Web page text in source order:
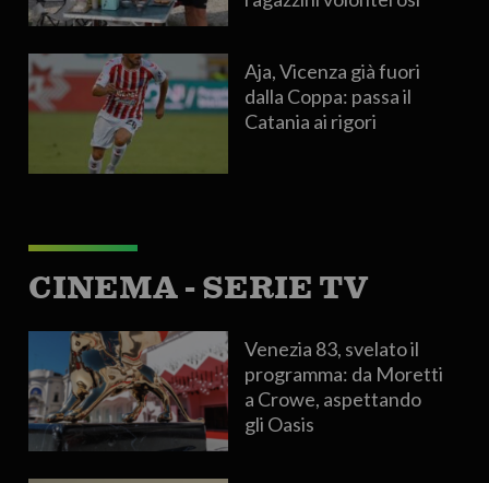
Aja, Vicenza già fuori
dalla Coppa: passa il
Catania ai rigori
CINEMA - SERIE TV
Venezia 83, svelato il
programma: da Moretti
a Crowe, aspettando
gli Oasis